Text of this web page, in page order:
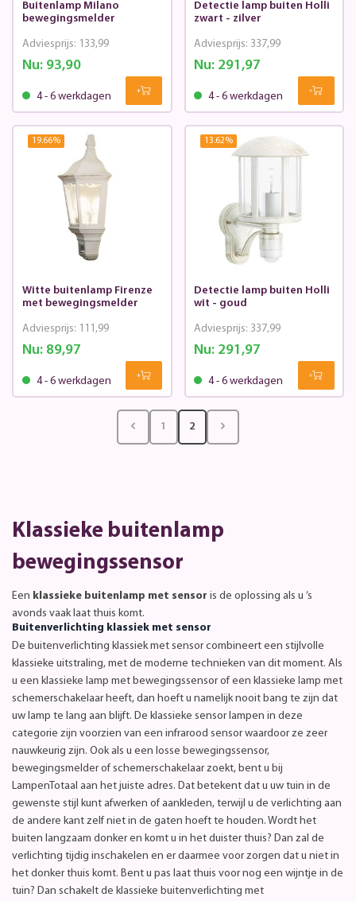
Buitenlamp Milano
bewegingsmelder
Nu:93,90
Adviesprijs: 133,99
4 - 6 werkdagen
Detectie lamp buiten Holli
zwart - zilver
Nu: 291,97
Adviesprijs: 337,99
4 - 6 werkdagen
19.66%
Witte buitenlamp Firenze
met bewegingsmelder
Nu:89,97
Adviesprijs: 111,99
4 - 6 werkdagen
13.62%
Detectie lamp buiten Holli
wit - goud
Nu: 291,97
Adviesprijs: 337,99
4 - 6 werkdagen
1 2
Klassieke buitenlamp
bewegingssensor
Een klassieke buitenlamp met sensor is de oplossing als u ’s
avonds vaak laat thuis komt.
Buitenverlichting klassiek met sensor
De buitenverlichting klassiek met sensor combineert een stijlvolle
klassieke uitstraling, met de moderne technieken van dit moment. Als
u een klassieke lamp met bewegingssensor of een klassieke lamp met
schemerschakelaar heeft, dan hoeft u namelijk nooit bang te zijn dat
uw lamp te lang aan blijft. De klassieke sensor lampen in deze
categorie zijn voorzien van een infrarood sensor waardoor ze zeer
nauwkeurig zijn. Ook als u een losse bewegingssensor,
bewegingsmelder of schemerschakelaar zoekt, bent u bij
LampenTotaal aan het juiste adres. Dat betekent dat u uw tuin in de
gewenste stijl kunt afwerken of aankleden, terwijl u de verlichting aan
de andere kant zelf niet in de gaten hoeft te houden. Wordt het
buiten langzaam donker en komt u in het duister thuis? Dan zal de
verlichting tijdig inschakelen en er daarmee voor zorgen dat u niet in
het donker thuis komt. Bent u pas laat thuis voor nog een wijntje in de
tuin? Dan schakelt de klassieke buitenverlichting met